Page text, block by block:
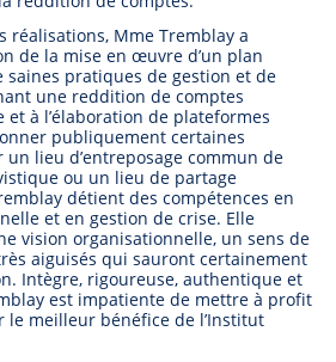
réalisations, Mme Tremblay a
de la mise en œuvre d’un plan
saines pratiques de gestion et de
une reddition de comptes
à l’élaboration de plateformes
publiquement certaines
lieu d’entreposage commun de
ou un lieu de partage
détient des compétences en
et en gestion de crise. Elle
vision organisationnelle, un sens de
aiguisés qui sauront certainement
Intègre, rigoureuse, authentique et
est impatiente de mettre à profit
le meilleur bénéfice de l’Institut